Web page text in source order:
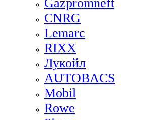
CNRG
Lemarc
RIXX
Лукойл
AUTOBACS
Mobil
Rowe